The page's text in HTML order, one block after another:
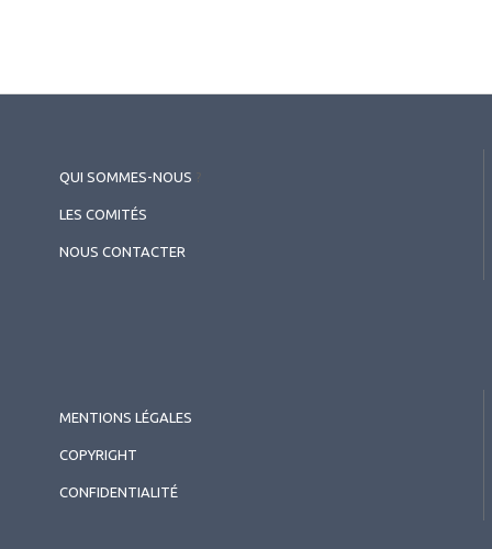
QUI SOMMES-NOUS
LES COMITÉS
NOUS CONTACTER
MENTIONS LÉGALES
COPYRIGHT
CONFIDENTIALITÉ